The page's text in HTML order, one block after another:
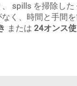
spills を掃除し
く、時間と手間
または 24オンス